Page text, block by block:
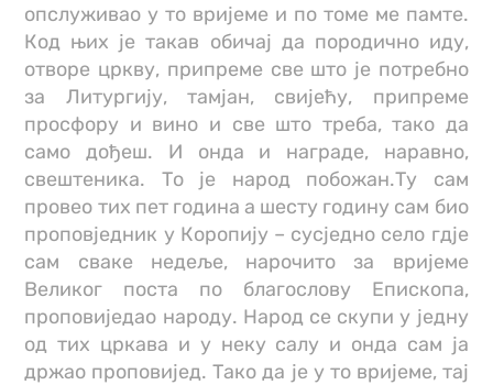
опслуживао у то вријеме и по томе ме памте.
Код њих је такав обичај да породично иду,
отворе цркву, припреме све што је потребно
за Литургију, тамјан, свијећу, припреме
просфору и вино и све што треба, тако да
само дођеш. И онда и награде, наравно,
свештеника. То је народ побожан.Ту сам
провео тих пет година а шесту годину сам био
проповједник у Коропију – сусједно село гдје
сам сваке недеље, нарочито за вријеме
Великог поста по благослову Епископа,
проповиједао народу. Народ се скупи у једну
од тих цркава и у неку салу и онда сам ја
држао проповијед. Тако да је у то вријеме, тај